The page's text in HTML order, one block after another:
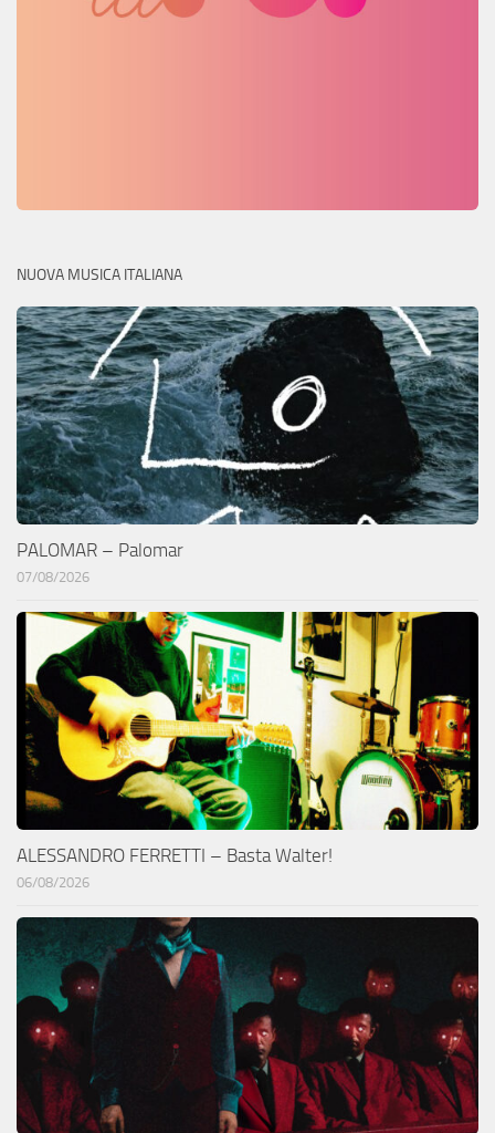
NUOVA MUSICA ITALIANA
PALOMAR – Palomar
07/08/2026
ALESSANDRO FERRETTI – Basta Walter!
06/08/2026